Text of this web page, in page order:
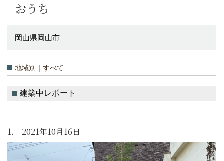
おうち」
岡山県岡山市
地域別｜すべて
建築中レポート
1. 2021年10月16日